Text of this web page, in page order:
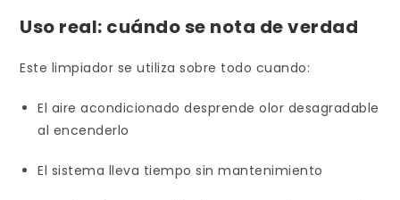
Uso real: cuándo se nota de verdad
Este limpiador se utiliza sobre todo cuando:
El aire acondicionado desprende olor desagradable
al encenderlo
El sistema lleva tiempo sin mantenimiento